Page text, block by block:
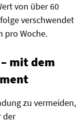
von über 60
verschwendet
pro Woche.
– mit dem
zu vermeiden,
der